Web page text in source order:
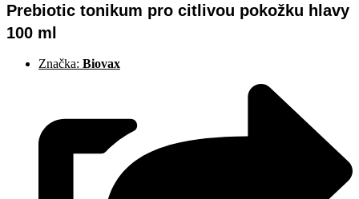
Prebiotic tonikum pro citlivou pokožku hlavy
100 ml
Značka: Biovax